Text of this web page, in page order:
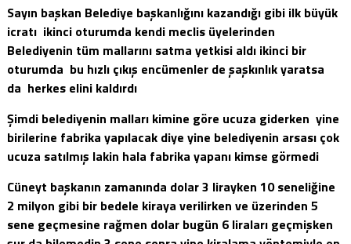
Sayın başkan Belediye başkanlığını kazandığı gibi ilk büyük
icratı ikinci oturumda kendi meclis üyelerinden
Belediyenin tüm mallarını satma yetkisi aldı ikinci bir
oturumda bu hızlı çıkış encümenler de şaşkınlık yaratsa
da herkes elini kaldırdı
Şimdi belediyenin malları kimine göre ucuza giderken yine
birilerine fabrika yapılacak diye yine belediyenin arsası çok
ucuza satılmış lakin hala fabrika yapanı kimse görmedi
Cüneyt başkanın zamanında dolar 3 lirayken 10 seneliğine
2 milyon gibi bir bedele kiraya verilirken ve üzerinden 5
sene geçmesine rağmen dolar bugün 6 liraları geçmişken